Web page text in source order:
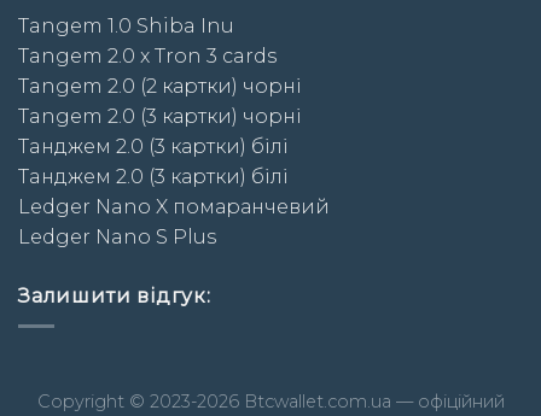
Tangem 1.0 Shiba Inu
Tangem 2.0 x Tron 3 cards
Tangem 2.0 (2 картки) чорні
Tangem 2.0 (3 картки) чорні
Taнджем 2.0 (3 картки) білі
Taнджем 2.0 (3 картки) білі
Ledger Nano X помаранчевий
Ledger Nano S Plus
Залишити відгук:
Copyright © 2023-2026 Btcwallet.com.ua — офіційний